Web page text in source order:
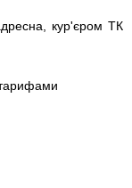
кур'єром ТК
тарифами